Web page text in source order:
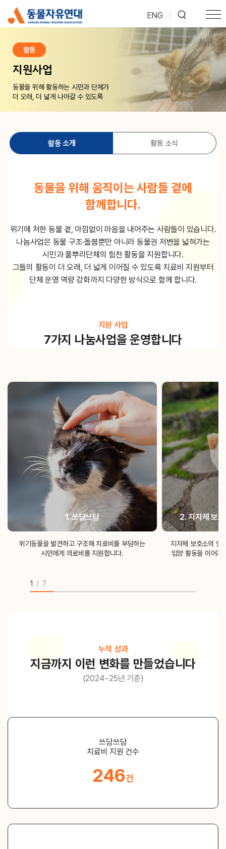
ENG
활동
지원사업
동물을 위해 활동하는 시민과 단체가
더 오래, 더 넓게 나아갈 수 있도록
활동 소개 활동 소식
동물을 위해 움직이는 사람들 곁에
함께합니다.
위기에 처한 동물 곁, 아낌없이 마음을 내어주는 사람들이 있습니다.
나눔사업은 동물 구조·돌봄뿐만 아니라 동물권 저변을 넓혀가는
시민과 풀뿌리단체의 힘찬 활동을 지원합니다.
그들의 활동이 더 오래, 더 넓게 이어질 수 있도록 치료비 지원부터
단체 운영 역량 강화까지 다양한 방식으로 함께 합니다.
지원 사업
7가지 나눔사업을 운영합니다
1. 쓰담쓰담
위기동물을 발견하고 구조해 치료비를 부담하는
시민에게 의료비를 지원합니다.
2. 지자체 보
지자체 보호소의 안
입양 활동을 이어가
1 / 7
누적 성과
지금까지 이런 변화를 만들었습니다
(2024~25년 기준)
쓰담쓰담
치료비 지원 건수
246건